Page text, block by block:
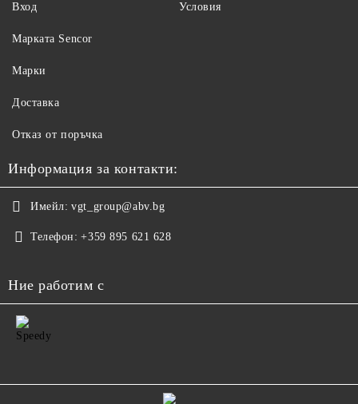
Вход Условия
Maрката Sencor
Марки
Доставка
Отказ от поръчка
Информация за контакти:
Имейл: vgt_group@abv.bg
Телефон: +359 895 621 628
Ние работим с